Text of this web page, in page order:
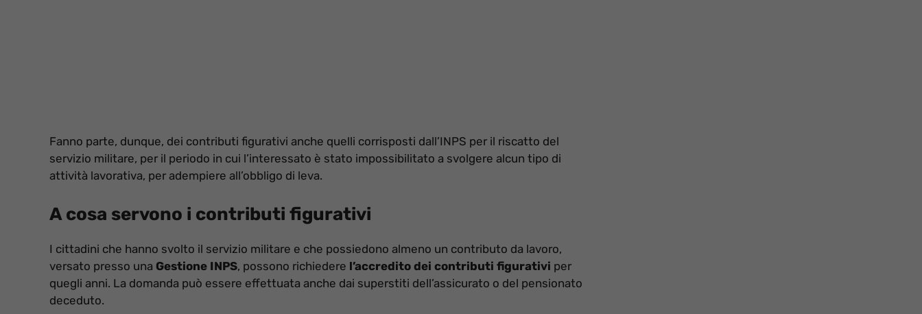
Fanno parte, dunque, dei contributi figurativi anche quelli corrisposti dall’INPS per il riscatto del
servizio militare, per il periodo in cui l’interessato è stato impossibilitato a svolgere alcun tipo di
attività lavorativa, per adempiere all’obbligo di leva.
A cosa servono i contributi figurativi
I cittadini che hanno svolto il servizio militare e che possiedono almeno un contributo da lavoro,
versato presso una Gestione INPS, possono richiedere l’accredito dei contributi figurativi per
quegli anni. La domanda può essere effettuata anche dai superstiti dell’assicurato o del pensionato
deceduto.